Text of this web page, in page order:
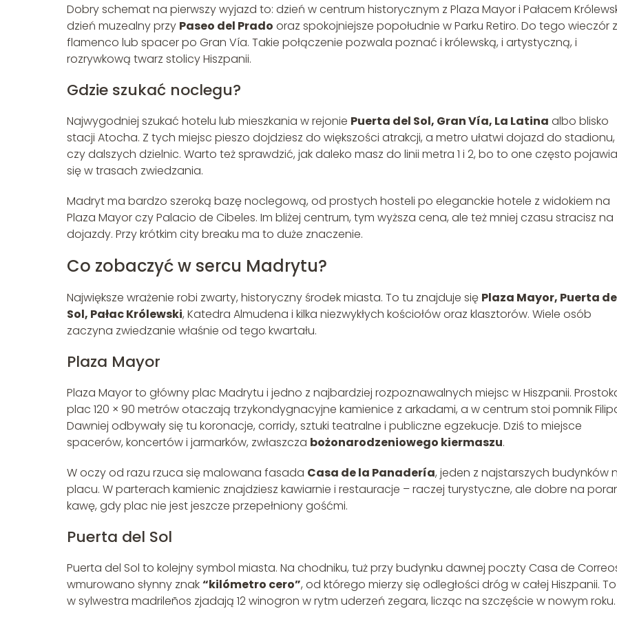
Dobry schemat na pierwszy wyjazd to: dzień w centrum historycznym z Plaza Mayor i Pałacem
dzień muzealny przy Paseo del Prado oraz spokojniejsze popołudnie w Parku Retiro. Do tego wieczór z
flamenco lub spacer po Gran Vía. Takie połączenie pozwala poznać i królewską, i artystyczną, i
rozrywkową twarz stolicy Hiszpanii.
Gdzie szukać noclegu?
Najwygodniej szukać hotelu lub mieszkania w rejonie Puerta del Sol, Gran Vía, La Latina albo blisko
stacji Atocha. Z tych miejsc pieszo dojdziesz do większości atrakcji, a metro ułatwi dojazd do
czy dalszych dzielnic. Warto też sprawdzić, jak daleko masz do linii metra 1 i 2, bo to one często
się w trasach zwiedzania.
Madryt ma bardzo szeroką bazę noclegową, od prostych hosteli po eleganckie hotele z widokiem na
Plaza Mayor czy Palacio de Cibeles. Im bliżej centrum, tym wyższa cena, ale też mniej czasu stracisz na
dojazdy. Przy krótkim city breaku ma to duże znaczenie.
Co zobaczyć w sercu Madrytu?
Największe wrażenie robi zwarty, historyczny środek miasta. To tu znajduje się Plaza Mayor, Puerta
Sol, Pałac Królewski, Katedra Almudena i kilka niezwykłych kościołów oraz klasztorów. Wiele osób
zaczyna zwiedzanie właśnie od tego kwartału.
Plaza Mayor
Plaza Mayor to główny plac Madrytu i jedno z najbardziej rozpoznawalnych miejsc w Hiszpanii.
plac 120 × 90 metrów otaczają trzykondygnacyjne kamienice z arkadami, a w centrum stoi pomnik
Dawniej odbywały się tu koronacje, corridy, sztuki teatralne i publiczne egzekucje. Dziś to miejsce
spacerów, koncertów i jarmarków, zwłaszcza bożonarodzeniowego kiermaszu.
W oczy od razu rzuca się malowana fasada Casa de la Panadería, jeden z najstarszych budynków
placu. W parterach kamienic znajdziesz kawiarnie i restauracje – raczej turystyczne, ale dobre na
kawę, gdy plac nie jest jeszcze przepełniony gośćmi.
Puerta del Sol
Puerta del Sol to kolejny symbol miasta. Na chodniku, tuż przy budynku dawnej poczty Casa de
wmurowano słynny znak“kilómetro cero”, od którego mierzy się odległości dróg w całej Hiszpanii.
w sylwestra madrileños zjadają 12 winogron w rytm uderzeń zegara, licząc na szczęście w nowym roku.